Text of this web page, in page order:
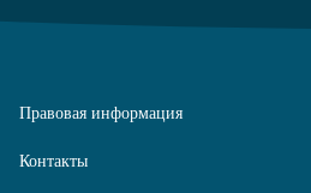
Правовая информация
Контакты